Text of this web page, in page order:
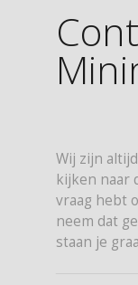
Wij zijn
kijken naar
vraag hebt
neem dat
staan je